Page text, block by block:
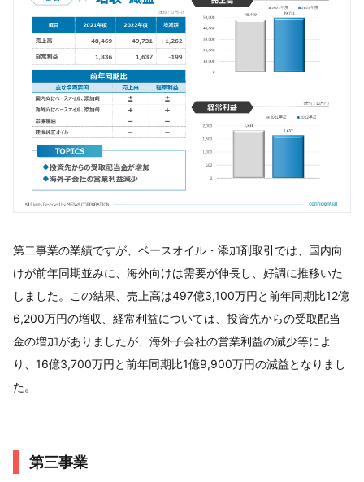
第二事業の業績ですが、ベースオイル・添加剤取引では、国内向
けが前年同期並みに、海外向けは需要が伸長し、好調に推移いた
しました。この結果、売上高は497億3,100万円と前年同期比12億
6,200万円の増収、経常利益については、投資先からの受取配当
金の増加がありましたが、海外子会社の営業利益の減少等によ
り、16億3,700万円と前年同期比1億9,900万円の減益となりまし
た。
第三事業